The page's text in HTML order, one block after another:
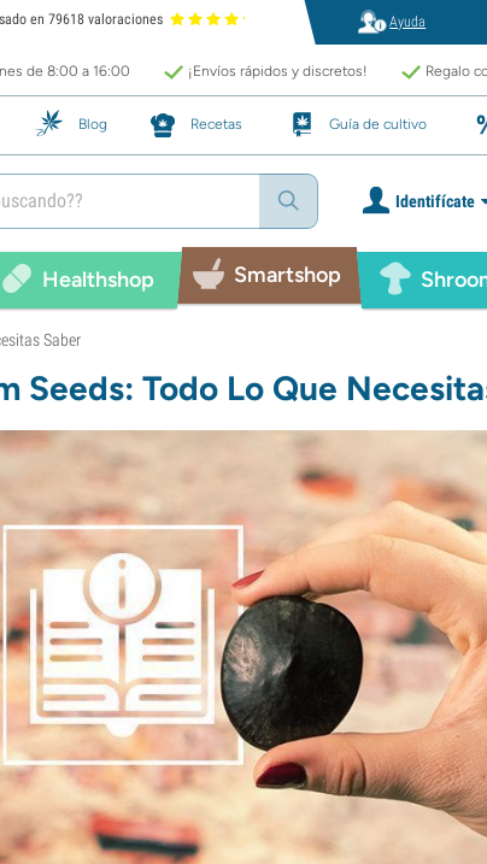
en 79618 valoraciones Ayuda
de 8:00 a 16:00 ¡Envíos rápidos y discretos! Regalo
Blog Recetas Guía de cultivo
Identifícate
Healthshop Smartshop
Saber
Seeds: Todo Lo Que